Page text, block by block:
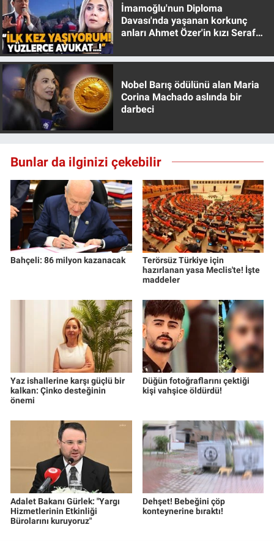
İmamoğlu'nun Diploma
Davası'nda yaşanan korkunç
anları Ahmet Özer'in kızı Seraf
Nobel Barış ödülünü alan Maria
Corina Machado aslında bir
darbeci
Bunlar da ilginizi çekebilir
Bahçeli: 86 milyon kazanacak
Terörsüz Türkiye için
hazırlanan yasa Meclis'te! İşte
maddeler
Yaz ishallerine karşı güçlü bir
kalkan: Çinko desteğinin
önemi
Düğün fotoğraflarını çektiği
kişi vahşice öldürdü!
Adalet Bakanı Gürlek: "Yargı
Hizmetlerinin Etkinliği
Bürolarını kuruyoruz"
Dehşet! Bebeğini çöp
konteynerine bıraktı!